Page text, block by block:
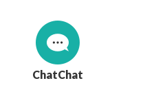
Chat